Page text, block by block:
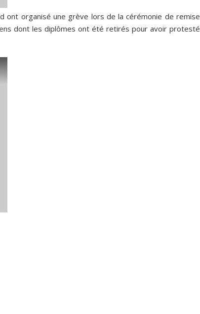
ont organisé une grève lors de la cérémonie de remise
dont les diplômes ont été retirés pour avoir protesté